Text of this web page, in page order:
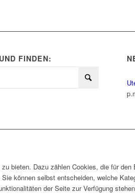
FINDEN:
bieten. Dazu zählen Cookies, die für
können selbst entscheiden, welche
der Seite zur Verfügung